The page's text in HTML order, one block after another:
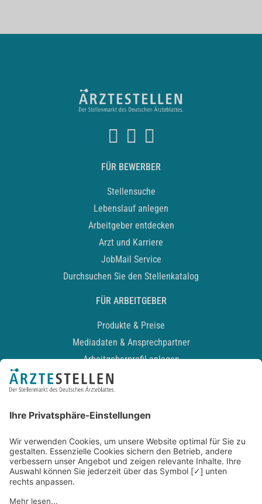
FÜR BEWERBER
Stellensuche
Lebenslauf anlegen
Arbeitgeber entdecken
Arzt und Karriere
JobMail Service
Durchsuchen Sie den Stellenkatalog
FÜR ARBEITGEBER
Produkte & Preise
Mediadaten & Ansprechpartner
Arbeitgeberprofil anlegen
Recruiting-Podcast
Kontakt
Datenschutz
Newsletter